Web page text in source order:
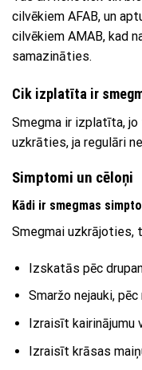
cilvēkiem AFAB, un
cilvēkiem AMAB, kad
samazināties.
Cik izplatīta ir
Smegma ir izplatīta,
uzkrāties, ja regulāri
Simptomi un cēloņi
Kādi ir smegmas
Smegmai uzkrājoties,
Izskatās pēc
Smaržo nejauki, pēc
Izraisīt kairinājumu
Izraisīt krāsas